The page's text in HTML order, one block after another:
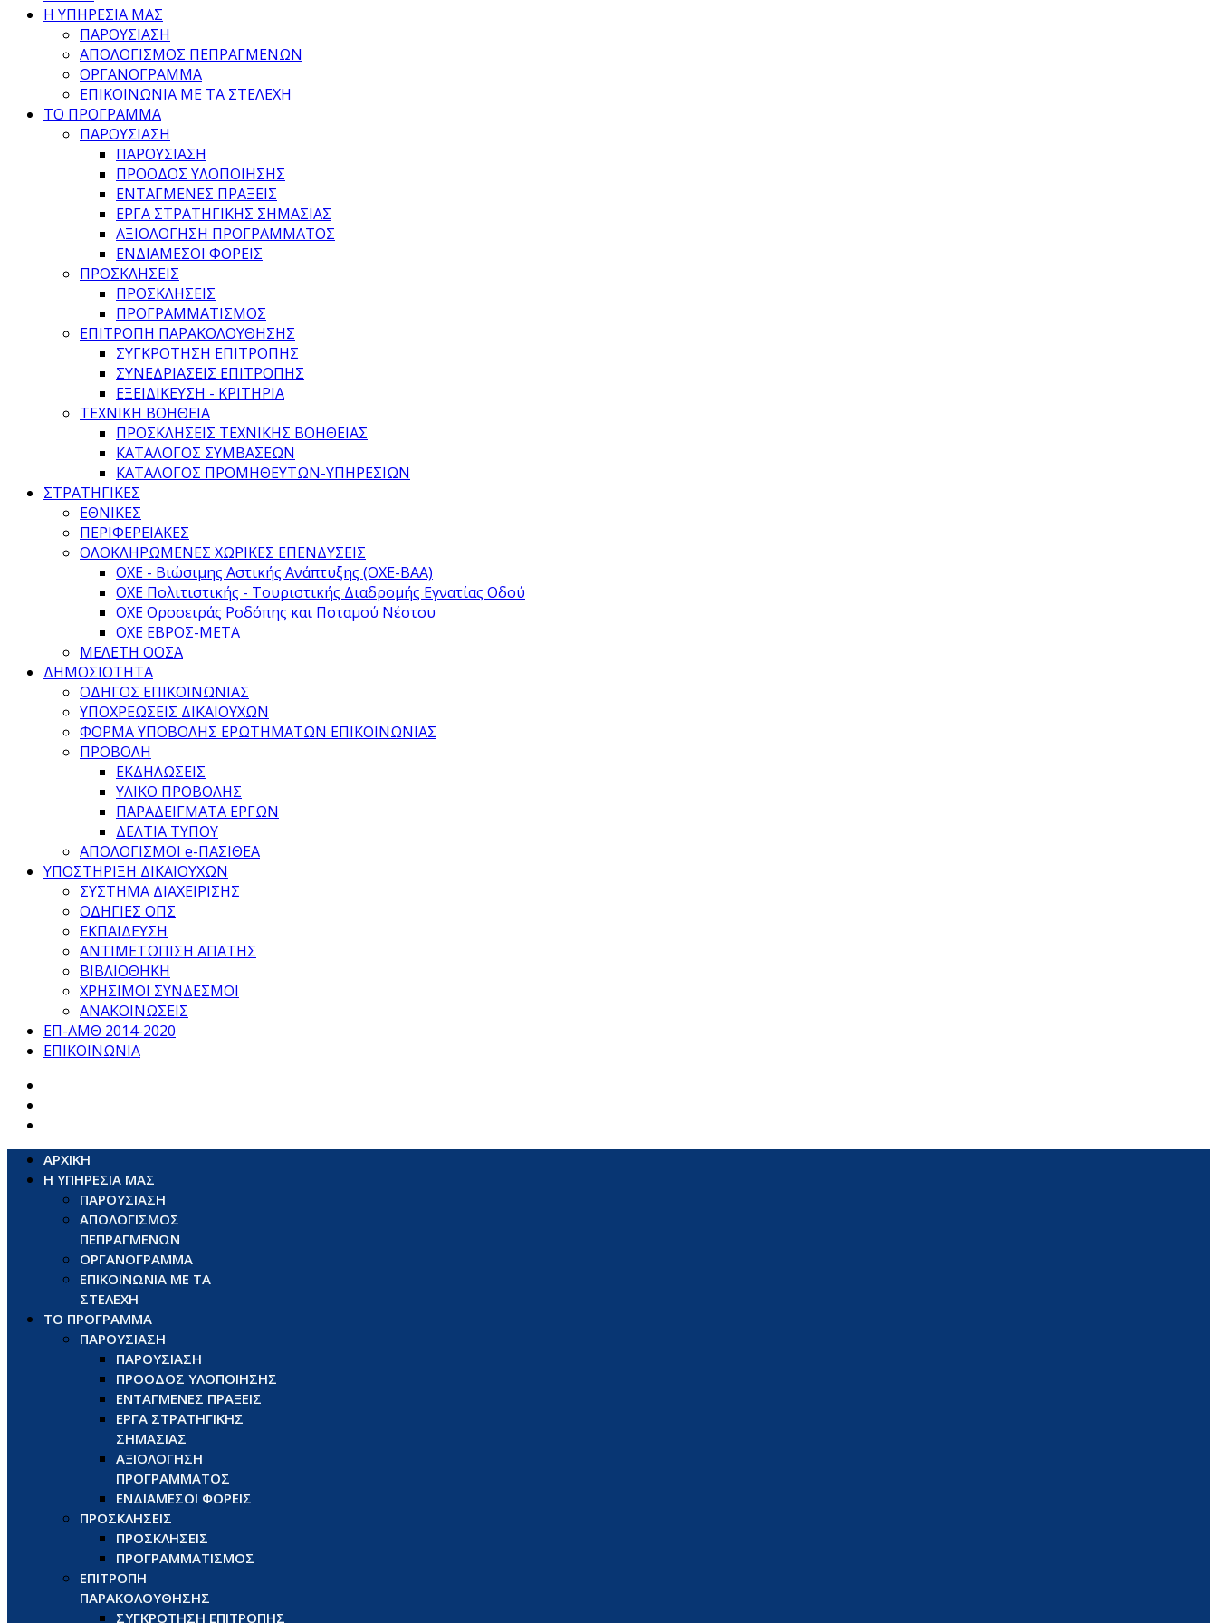
Η ΥΠΗΡΕΣΙΑ ΜΑΣ
ΠΑΡΟΥΣΙΑΣΗ
ΑΠΟΛΟΓΙΣΜΟΣ ΠΕΠΡΑΓΜΕΝΩΝ
ΟΡΓΑΝΟΓΡΑΜΜΑ
ΕΠΙΚΟΙΝΩΝΙΑ ΜΕ ΤΑ ΣΤΕΛΕΧΗ
ΤΟ ΠΡΟΓΡΑΜΜΑ
ΠΑΡΟΥΣΙΑΣΗ
ΠΑΡΟΥΣΙΑΣΗ
ΠΡΟΟΔΟΣ ΥΛΟΠΟΙΗΣΗΣ
ΕΝΤΑΓΜΕΝΕΣ ΠΡΑΞΕΙΣ
ΕΡΓΑ ΣΤΡΑΤΗΓΙΚΗΣ ΣΗΜΑΣΙΑΣ
ΑΞΙΟΛΟΓΗΣΗ ΠΡΟΓΡΑΜΜΑΤΟΣ
ΕΝΔΙΑΜΕΣΟΙ ΦΟΡΕΙΣ
ΠΡΟΣΚΛΗΣΕΙΣ
ΠΡΟΣΚΛΗΣΕΙΣ
ΠΡΟΓΡΑΜΜΑΤΙΣΜΟΣ
ΕΠΙΤΡΟΠΗ ΠΑΡΑΚΟΛΟΥΘΗΣΗΣ
ΣΥΓΚΡΟΤΗΣΗ ΕΠΙΤΡΟΠΗΣ
ΣΥΝΕΔΡΙΑΣΕΙΣ ΕΠΙΤΡΟΠΗΣ
ΕΞΕΙΔΙΚΕΥΣΗ - ΚΡΙΤΗΡΙΑ
ΤΕΧΝΙΚΗ ΒΟΗΘΕΙΑ
ΠΡΟΣΚΛΗΣΕΙΣ ΤΕΧΝΙΚΗΣ ΒΟΗΘΕΙΑΣ
ΚΑΤΑΛΟΓΟΣ ΣΥΜΒΑΣΕΩΝ
ΚΑΤΑΛΟΓΟΣ ΠΡΟΜΗΘΕΥΤΩΝ-ΥΠΗΡΕΣΙΩΝ
ΣΤΡΑΤΗΓΙΚΕΣ
ΕΘΝΙΚΕΣ
ΠΕΡΙΦΕΡΕΙΑΚΕΣ
ΟΛΟΚΛΗΡΩΜΕΝΕΣ ΧΩΡΙΚΕΣ ΕΠΕΝΔΥΣΕΙΣ
ΟΧΕ - Βιώσιμης Αστικής Ανάπτυξης (ΟΧΕ-ΒΑΑ)
ΟΧΕ Πολιτιστικής - Τουριστικής Διαδρομής Εγνατίας Οδού
ΟΧΕ Οροσειράς Ροδόπης και Ποταμού Νέστου
ΟΧΕ ΕΒΡΟΣ-ΜΕΤΑ
ΜΕΛΕΤΗ ΟΟΣΑ
ΔΗΜΟΣΙΟΤΗΤΑ
ΟΔΗΓΟΣ ΕΠΙΚΟΙΝΩΝΙΑΣ
ΥΠΟΧΡΕΩΣΕΙΣ ΔΙΚΑΙΟΥΧΩΝ
ΦΟΡΜΑ ΥΠΟΒΟΛΗΣ ΕΡΩΤΗΜΑΤΩΝ ΕΠΙΚΟΙΝΩΝΙΑΣ
ΠΡΟΒΟΛΗ
ΕΚΔΗΛΩΣΕΙΣ
ΥΛΙΚΟ ΠΡΟΒΟΛΗΣ
ΠΑΡΑΔΕΙΓΜΑΤΑ ΕΡΓΩΝ
ΔΕΛΤΙΑ ΤΥΠΟΥ
ΑΠΟΛΟΓΙΣΜΟΙ e-ΠΑΣΙΘΕΑ
ΥΠΟΣΤΗΡΙΞΗ ΔΙΚΑΙΟΥΧΩΝ
ΣΥΣΤΗΜΑ ΔΙΑΧΕΙΡΙΣΗΣ
ΟΔΗΓΙΕΣ ΟΠΣ
ΕΚΠΑΙΔΕΥΣΗ
ΑΝΤΙΜΕΤΩΠΙΣΗ ΑΠΑΤΗΣ
ΒΙΒΛΙΟΘΗΚΗ
ΧΡΗΣΙΜΟΙ ΣΥΝΔΕΣΜΟΙ
ΑΝΑΚΟΙΝΩΣΕΙΣ
ΕΠ-ΑΜΘ 2014-2020
ΕΠΙΚΟΙΝΩΝΙΑ
ΑΡΧΙΚΗ
Η ΥΠΗΡΕΣΙΑ ΜΑΣ
ΠΑΡΟΥΣΙΑΣΗ
ΑΠΟΛΟΓΙΣΜΟΣ
ΠΕΠΡΑΓΜΕΝΩΝ
ΟΡΓΑΝΟΓΡΑΜΜΑ
ΕΠΙΚΟΙΝΩΝΙΑ ΜΕ ΤΑ
ΣΤΕΛΕΧΗ
ΤΟ ΠΡΟΓΡΑΜΜΑ
ΠΑΡΟΥΣΙΑΣΗ
ΠΑΡΟΥΣΙΑΣΗ
ΠΡΟΟΔΟΣ ΥΛΟΠΟΙΗΣΗΣ
ΕΝΤΑΓΜΕΝΕΣ ΠΡΑΞΕΙΣ
ΕΡΓΑ ΣΤΡΑΤΗΓΙΚΗΣ
ΣΗΜΑΣΙΑΣ
ΑΞΙΟΛΟΓΗΣΗ
ΠΡΟΓΡΑΜΜΑΤΟΣ
ΕΝΔΙΑΜΕΣΟΙ ΦΟΡΕΙΣ
ΠΡΟΣΚΛΗΣΕΙΣ
ΠΡΟΣΚΛΗΣΕΙΣ
ΠΡΟΓΡΑΜΜΑΤΙΣΜΟΣ
ΕΠΙΤΡΟΠΗ
ΠΑΡΑΚΟΛΟΥΘΗΣΗΣ
ΣΥΓΚΡΟΤΗΣΗ ΕΠΙΤΡΟΠΗΣ